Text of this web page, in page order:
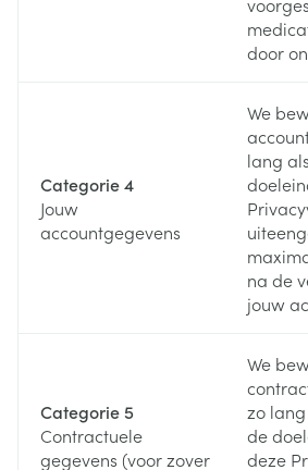
door
Categorie 4
Jouw
accountgegevens
We
lang
na de
jouw
Categorie 5
Contractuele
gegevens (voor zover
We
zo
de
deze